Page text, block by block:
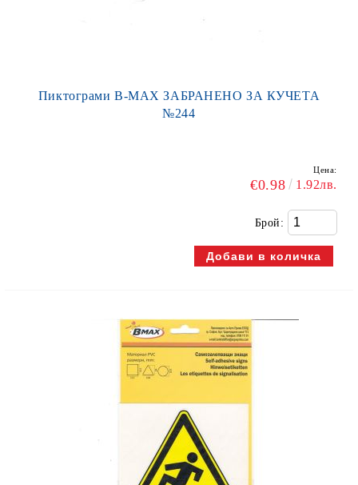
Пиктограми В-МАХ ЗАБРАНЕНО ЗА КУЧЕТА
№244
Цена:
€0.98 1.92лв.
Брой: